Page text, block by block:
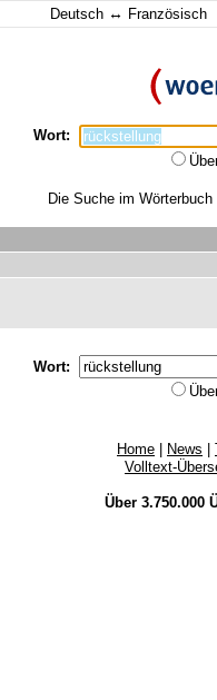
Deutsch ↔ Französisch
Wort:
Die Suche im
Wort:
Home News
Volltext-
Über 3.750.000